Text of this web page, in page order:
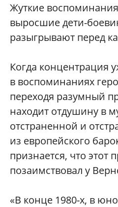
Жуткие
выросшие дети-
разыгрывают перед
Когда концентрация
в воспоминаниях
переходя разумный
находит отдушину в
отстраненной и
из европейского
признается, что этот
позаимствовал у
«В конце 1980-х, в